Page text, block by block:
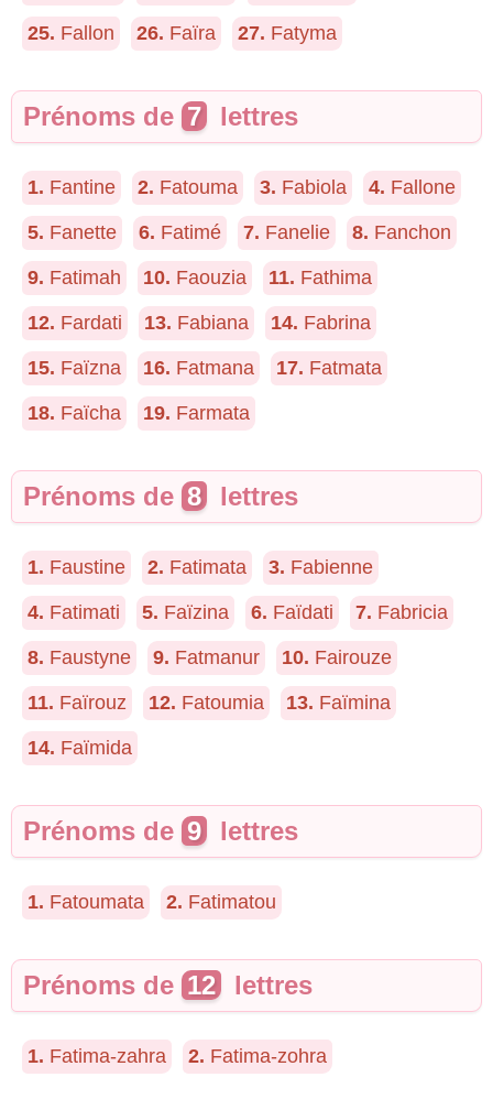
25. Fallon 26. Faïra 27. Fatyma
Prénoms de 7 lettres
1. Fantine 2. Fatouma 3. Fabiola 4. Fallone
5. Fanette 6. Fatimé 7. Fanelie 8. Fanchon
9. Fatimah 10. Faouzia 11. Fathima
12. Fardati 13. Fabiana 14. Fabrina
15. Faïzna 16. Fatmana 17. Fatmata
18. Faïcha 19. Farmata
Prénoms de 8 lettres
1. Faustine 2. Fatimata 3. Fabienne
4. Fatimati 5. Faïzina 6. Faïdati 7. Fabricia
8. Faustyne 9. Fatmanur 10. Fairouze
11. Faïrouz 12. Fatoumia 13. Faïmina
14. Faïmida
Prénoms de 9 lettres
1. Fatoumata 2. Fatimatou
Prénoms de 12 lettres
1. Fatima-zahra 2. Fatima-zohra